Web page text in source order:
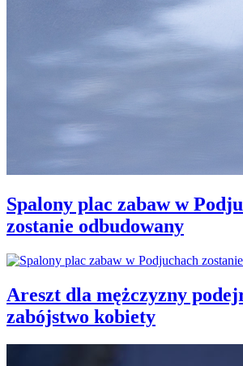
Spalony plac zabaw w
zostanie odbudowany
Areszt dla mężczyzny
zabójstwo kobiety